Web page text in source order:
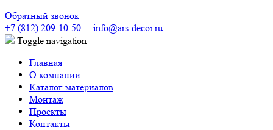
Обратный звонок
+7 (812) 209-10-50
info@ars-decor.ru
Toggle navigation
Главная
О компании
Каталог материалов
Монтаж
Проекты
Контакты